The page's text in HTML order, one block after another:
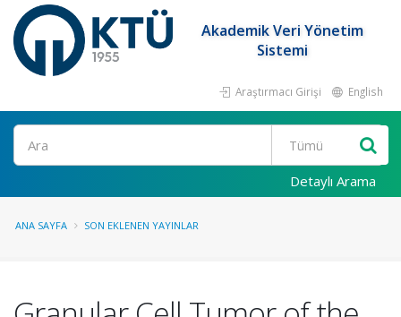
Akademik Veri Yönetim
Sistemi
Araştırmacı Girişi English
Ara
Detaylı Arama
ANA SAYFA SON EKLENEN YAYINLAR